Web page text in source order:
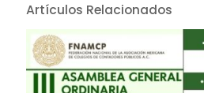
Artículos Relacionados